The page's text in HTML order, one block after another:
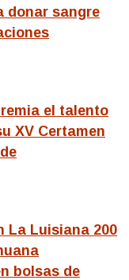
donar sangre
el talento
XV Certamen
La Luisiana 200
bolsas de